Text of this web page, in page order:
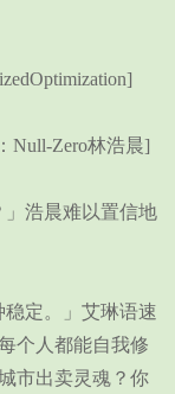
Zero林浩晨]
浩晨难以置信地
定。」艾琳语速
个人都能自我修
市出卖灵魂？你